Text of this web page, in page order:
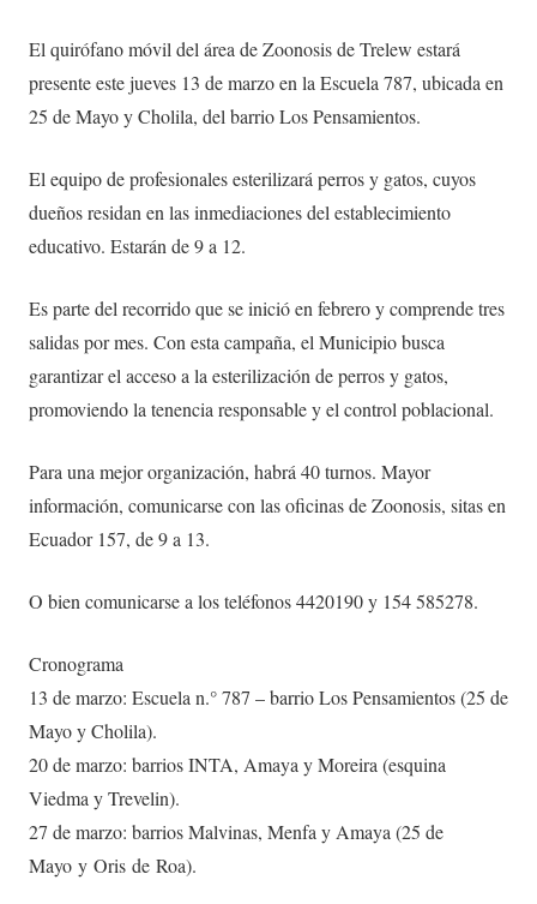
El quirófano móvil del área de Zoonosis de Trelew estará
presente este jueves 13 de marzo en la Escuela 787, ubicada en
25 de Mayo y Cholila, del barrio Los Pensamientos.
El equipo de profesionales esterilizará perros y gatos, cuyos
dueños residan en las inmediaciones del establecimiento
educativo. Estarán de 9 a 12.
Es parte del recorrido que se inició en febrero y comprende tres
salidas por mes. Con esta campaña, el Municipio busca
garantizar el acceso a la esterilización de perros y gatos,
promoviendo la tenencia responsable y el control poblacional.
Para una mejor organización, habrá 40 turnos. Mayor
información, comunicarse con las oficinas de Zoonosis, sitas en
Ecuador 157, de 9 a 13.
O bien comunicarse a los teléfonos 4420190 y 154 585278.
Cronograma
13 de marzo: Escuela n.° 787 – barrio Los Pensamientos (25 de
Mayo y Cholila).
20 de marzo: barrios INTA, Amaya y Moreira (esquina
Viedma y Trevelin).
27 de marzo: barrios Malvinas, Menfa y Amaya (25 de
Mayo y Oris de Roa).